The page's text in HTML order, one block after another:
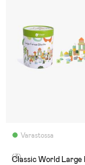
Varastossa
(3)
Classic World Large